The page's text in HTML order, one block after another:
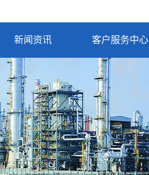
新闻资讯 客户服务中心